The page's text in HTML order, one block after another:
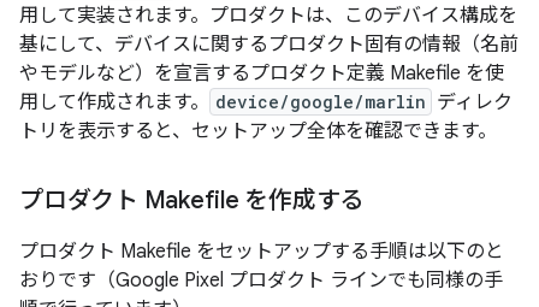
用して実装されます。プロダクトは、このデバイス構成を
基にして、デバイスに関するプロダクト固有の情報（名前
やモデルなど）を宣言するプロダクト定義 Makefile を使
用して作成されます。
device/google/marlin ディレク
トリを表示すると、セットアップ全体を確認できます。
プロダクト Makefile を作成する
プロダクト Makefile をセットアップする手順は以下のと
おりです（Google Pixel プロダクト ラインでも同様の手